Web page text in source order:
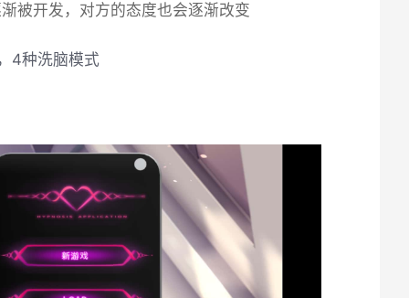
被开发，对方的态度也会逐渐改变
4种洗脑模式